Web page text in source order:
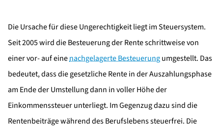
Die Ursache für diese Ungerechtigkeit liegt im Steuersystem.
Seit 2005 wird die Besteuerung der Rente schrittweise von
einer vor- auf einenachgelagerte Besteuerungumgestellt. Das
bedeutet, dass die gesetzliche Rente in der Auszahlungsphase
am Ende der Umstellung dann in voller Höhe der
Einkommenssteuer unterliegt. Im Gegenzug dazu sind die
Rentenbeiträge während des Berufslebens steuerfrei. Die